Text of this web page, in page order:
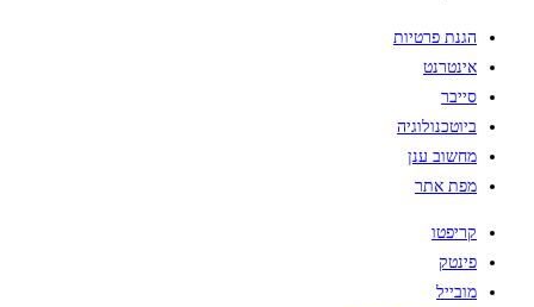
הגנת פרטיות
אינטרנט
סייבר
ביוטכנולוגיה
מחשוב ענן
מפת אתר
קריפטו
פינטק
מובייל